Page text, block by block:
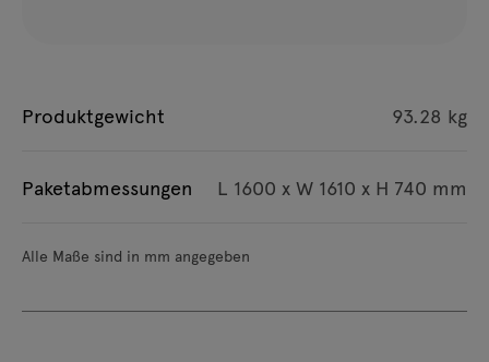
Produktgewicht 93.28 kg
Paketabmessungen L 1600 x W 1610 x H 740 mm
Alle Maße sind in mm angegeben